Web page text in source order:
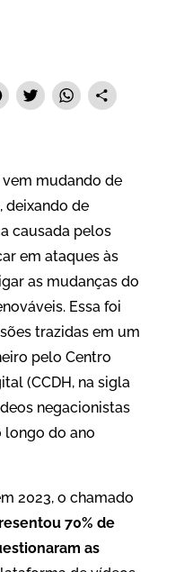
Facebook
Twitter
mudando de
deixando de
causada pelos
em ataques às
as mudanças do
Essa foi
trazidas em um
pelo Centro
(CCDH, na sigla
negacionistas
longo do ano
2023, o chamado
70% de
as